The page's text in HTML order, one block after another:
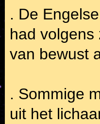
. De
had
van bewust
. Sommige
uit het